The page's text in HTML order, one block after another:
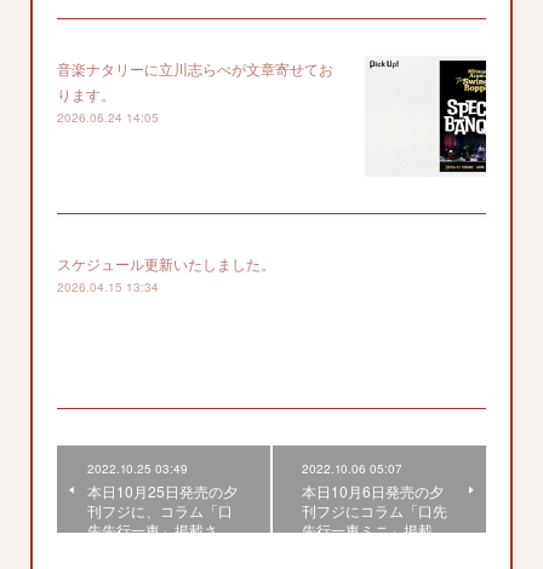
音楽ナタリーに立川志らべが文章寄せてお
ります。
2026.06.24 14:05
スケジュール更新いたしました。
2026.04.15 13:34
2022.10.25 03:49
本日10月25日発売の夕
刊フジに、コラム「口
先先行一車」掲載さ…
2022.10.06 05:07
本日10月6日発売の夕
刊フジにコラム「口先
先行一車ミニ」掲載…